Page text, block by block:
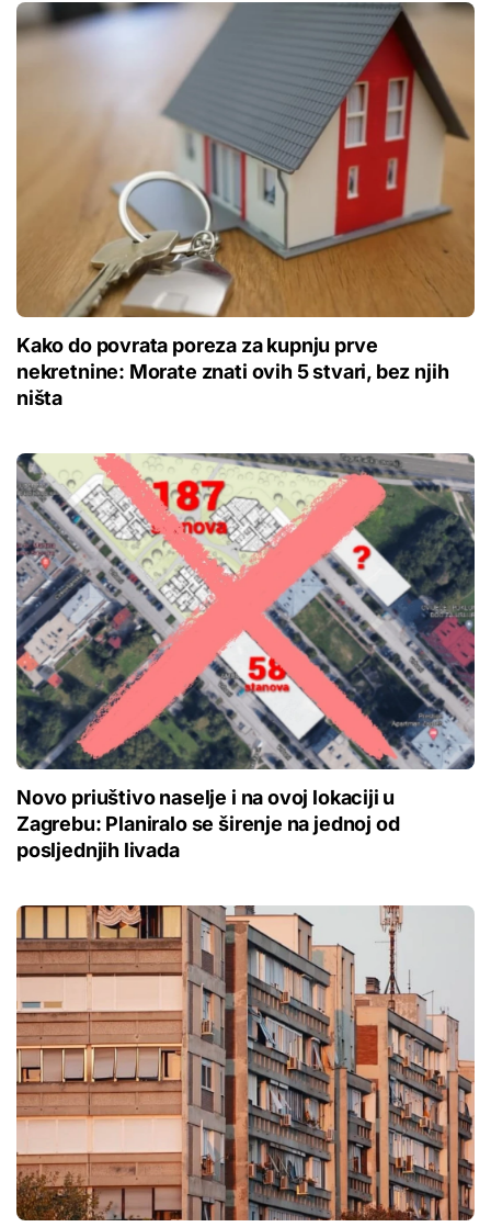
Kako do povrata poreza za kupnju prve
nekretnine: Morate znati ovih 5 stvari, bez njih
ništa
Novo priuštivo naselje i na ovoj lokaciji u
Zagrebu: Planiralo se širenje na jednoj od
posljednjih livada